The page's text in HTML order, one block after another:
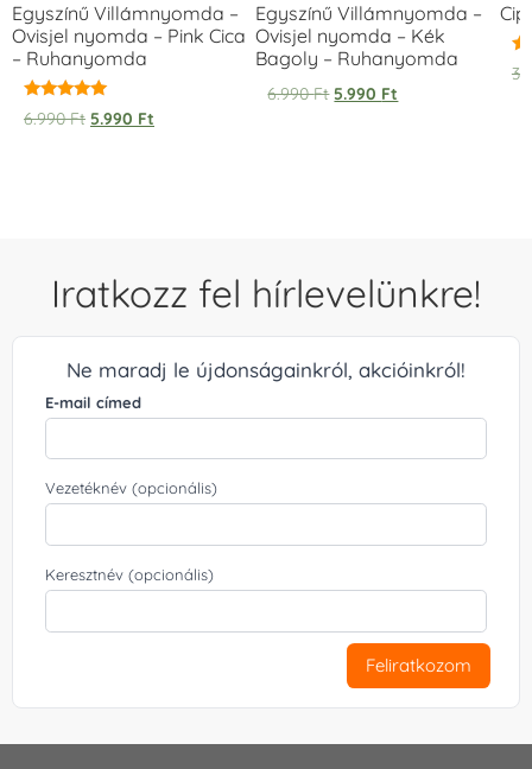
Egyszínű Villámnyomda –
Ovisjel nyomda – Pink Cica
– Ruhanyomda
Értékelés:
5.00
6.990Ft 5.990 Ft
Egyszínű Villámnyomda –
Ovisjel nyomda – Kék
Bagoly – Ruhanyomda
6.990Ft 5.990 Ft
Iratkozz fel hírlevelünkre!
Ne maradj le újdonságainkról, akcióinkról!
E-mail címed
Vezetéknév (opcionális)
Keresztnév (opcionális)
Feliratkozom